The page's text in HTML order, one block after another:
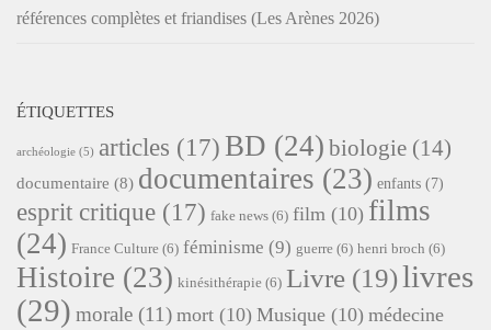
références complètes et friandises (Les Arènes 2026)
ÉTIQUETTES
archéologie (5) articles (17) BD (24) biologie (14)
documentaire (8) documentaires (23) enfants (7)
esprit critique (17) fake news (6) film (10) films
(24) France Culture (6) féminisme (9) guerre (6) henri broch (6)
Histoire (23) kinésithérapie (6) Livre (19)livres
(29) morale (11) mort (10) Musique (10) médecine